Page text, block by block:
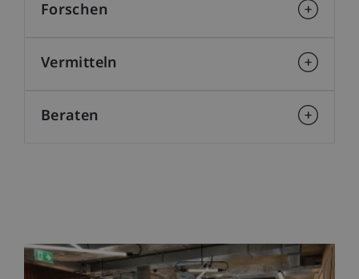
Forschen
Vermitteln
Beraten